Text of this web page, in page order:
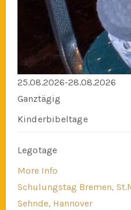
25.08.2026-28.08.2026
Ganztägig
Kinderbibeltage
Legotage
More Info
Schulungstag Bremen,
Sehnde, Hannover